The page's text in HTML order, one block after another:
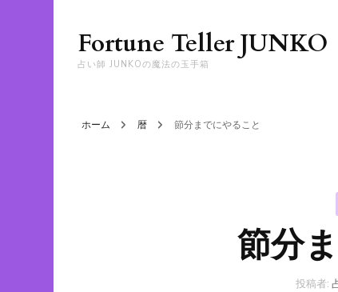
Fortune Teller JUNKO
占い師 JUNKOの魔法の玉手箱
ホーム 暦 節分までにやること
節分
投稿者: